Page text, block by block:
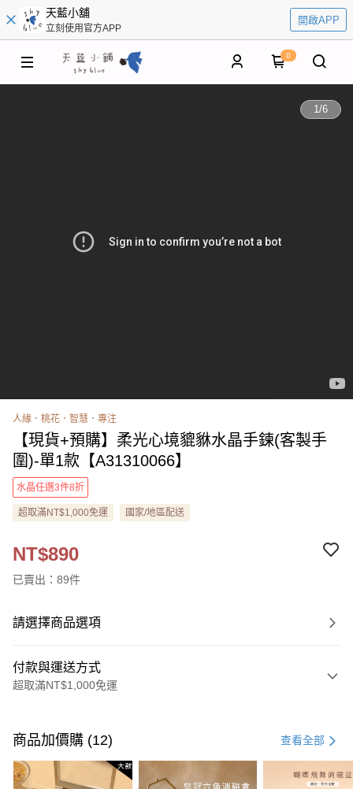
天藍小舖
立刻使用官方APP
開啟APP
0
1/6
人緣．桃花．智慧．專注
【現貨+預購】柔光心境貔貅水晶手鍊(客製手
圍)-單1款【A31310066】
水晶任選3件8折
超取滿NT$1,000免運 國家/地區配送
NT$890
已賣出：89件
請選擇商品選項
付款與運送方式
超取滿NT$1,000免運
信用卡一次付款
超商取貨付款
商品加價購 (12) 查看全部